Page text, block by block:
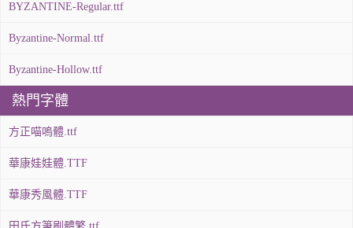
BYZANTINE-Regular.ttf
Byzantine-Normal.ttf
Byzantine-Hollow.ttf
熱門字體
方正喵嗚體.ttf
華康娃娃體.TTF
華康秀風體.TTF